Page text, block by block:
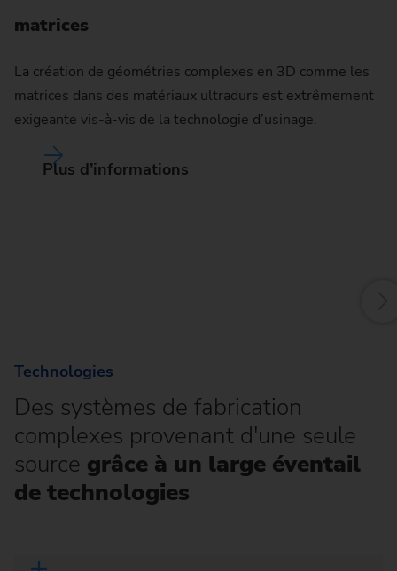
matrices
La création de géométries complexes en 3D comme les
matrices dans des matériaux ultradurs est extrêmement
exigeante vis-à-vis de la technologie d’usinage.
Plus d’informations
Technologies
Des systèmes de fabrication
complexes provenant d'une seule
source grâce à un large éventail
de technologies